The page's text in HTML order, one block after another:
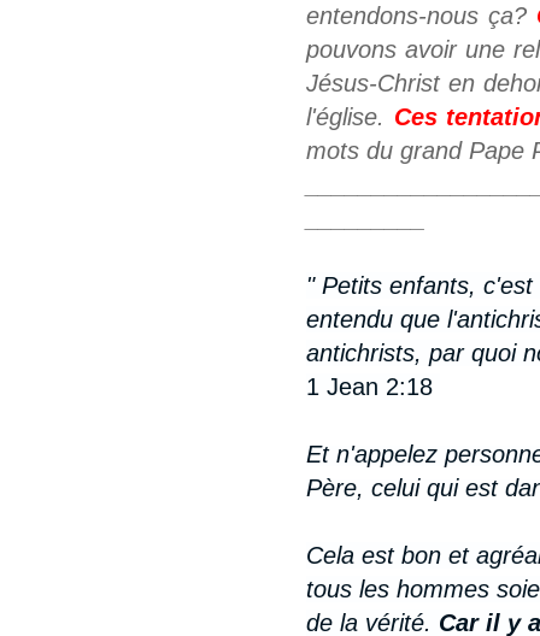
entendons-nous ça?
pouvons avoir une
Jésus-Christ en
l'église. Ces
mots du grand Pape
" Petits enfants,
entendu que
antichrists, par quoi
1 Jean 2:18
Et n'appelez
Père, celui qui est
Cela est bon et
tous les hommes
de la vérité. Car il y